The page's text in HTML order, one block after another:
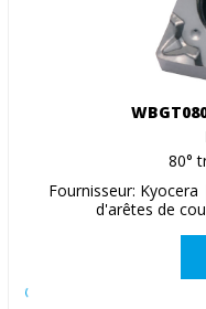
80°
Fournisseur:
d'arêtes de